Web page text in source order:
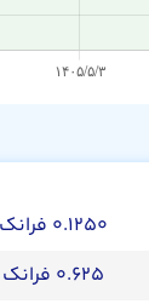
۰.۱۲۵۰ فرانک سوئیس
۰.۶۲۵ فرانک سوئیس